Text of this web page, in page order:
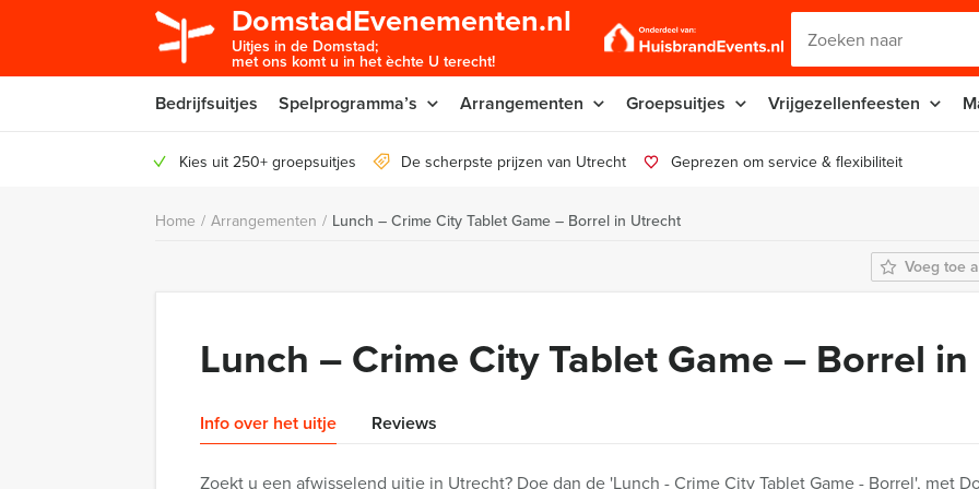
DomstadEvenementen.nl
Uitjes in de Domstad;
met ons komt u in het èchte U terecht!
Bedrijfsuitjes Spelprogramma’s Arrangementen Groepsuitjes Vrijgezellenfeesten
Kies uit 250+ groepsuitjes De scherpste prijzen van Utrecht Geprezen om service & flexibiliteit
Home / Arrangementen / Lunch – Crime City Tablet Game – Borrel in Utrecht
Voeg toe
Lunch – Crime City Tablet Game – Borrel
Info over het uitje Reviews
Zoekt u een afwisselend uitje in Utrecht? Doe dan de 'Lunch - Crime City Tablet Game - Borrel', met